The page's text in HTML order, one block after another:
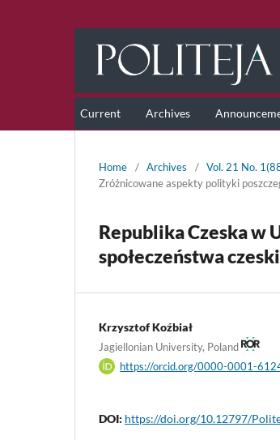
Current Archives
Home / Archives / Vol. 21 No.
Zróżnicowane aspekty polityki
Republika Czeska w
społeczeństwa
Krzysztof Koźbiał
Jagiellonian University, Poland
https://orcid.org/0000-0001-
DOI: https://doi.org/10.12797/